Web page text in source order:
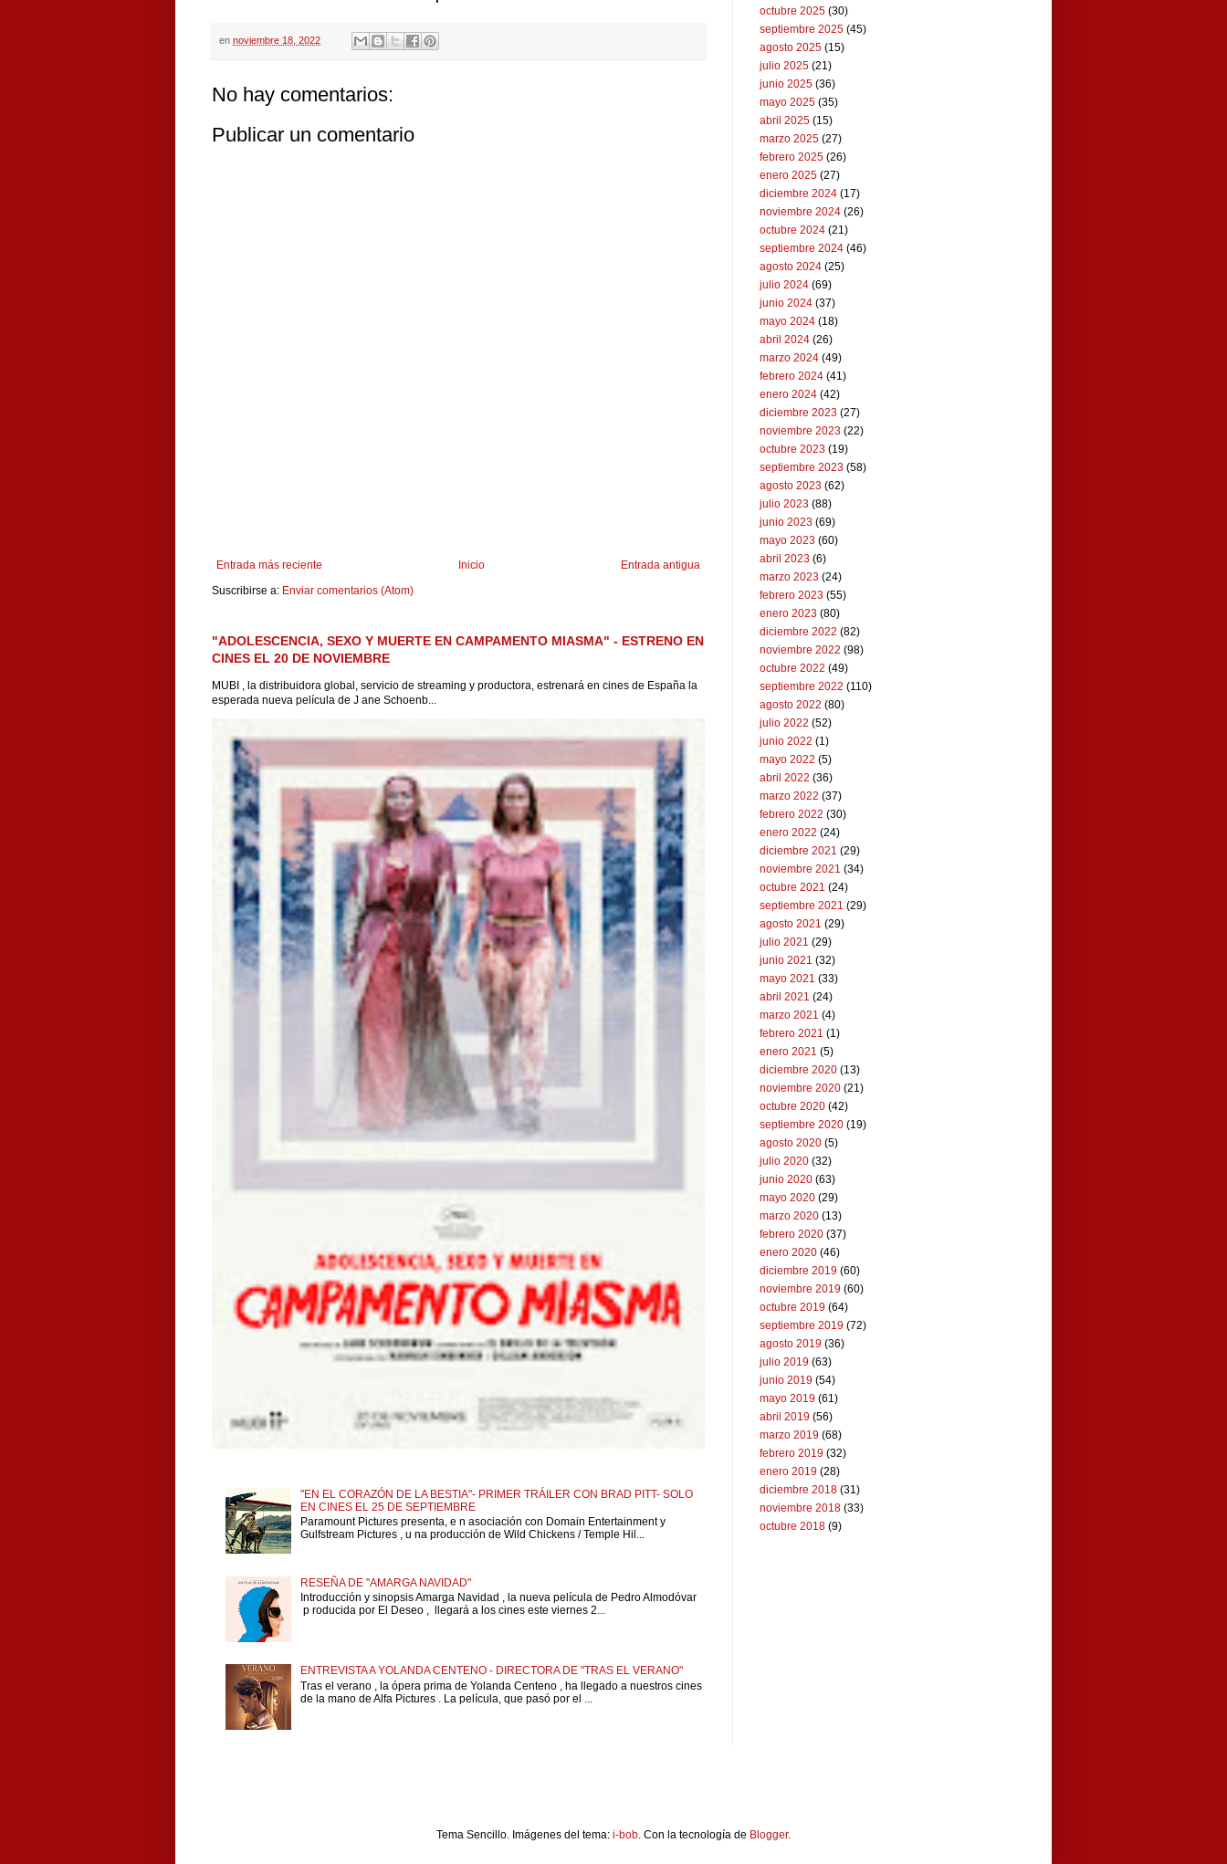
en noviembre 18, 2022
No hay comentarios:
Publicar un comentario
Entrada más reciente Entrada antigua
Inicio
Suscribirse a: Enviar comentarios (Atom)
"ADOLESCENCIA, SEXO Y MUERTE EN CAMPAMENTO MIASMA" - ESTRENO EN
CINES EL 20 DE NOVIEMBRE
MUBI , la distribuidora global, servicio de streaming y productora, estrenará en cines de España la
esperada nueva película de J ane Schoenb...
"EN EL CORAZÓN DE LA BESTIA"- PRIMER TRÁILER CON BRAD PITT- SOLO
EN CINES EL 25 DE SEPTIEMBRE
Paramount Pictures presenta, e n asociación con Domain Entertainment y
Gulfstream Pictures , u na producción de Wild Chickens / Temple Hil...
RESEÑA DE "AMARGA NAVIDAD"
Introducción y sinopsis Amarga Navidad , la nueva película de Pedro Almodóvar
p roducida por El Deseo , llegará a los cines este viernes 2...
ENTREVISTA A YOLANDA CENTENO - DIRECTORA DE "TRAS EL VERANO"
Tras el verano , la ópera prima de Yolanda Centeno , ha llegado a nuestros cines
de la mano de Alfa Pictures . La película, que pasó por el ...
octubre 2025 (30)
septiembre 2025 (45)
agosto 2025 (15)
julio 2025 (21)
junio 2025 (36)
mayo 2025 (35)
abril 2025 (15)
marzo 2025 (27)
febrero 2025 (26)
enero 2025 (27)
diciembre 2024 (17)
noviembre 2024 (26)
octubre 2024 (21)
septiembre 2024 (46)
agosto 2024 (25)
julio 2024 (69)
junio 2024 (37)
mayo 2024 (18)
abril 2024 (26)
marzo 2024 (49)
febrero 2024 (41)
enero 2024 (42)
diciembre 2023 (27)
noviembre 2023 (22)
octubre 2023 (19)
septiembre 2023 (58)
agosto 2023 (62)
julio 2023 (88)
junio 2023 (69)
mayo 2023 (60)
abril 2023 (6)
marzo 2023 (24)
febrero 2023 (55)
enero 2023 (80)
diciembre 2022 (82)
noviembre 2022 (98)
octubre 2022 (49)
septiembre 2022 (110)
agosto 2022 (80)
julio 2022 (52)
junio 2022 (1)
mayo 2022 (5)
abril 2022 (36)
marzo 2022 (37)
febrero 2022 (30)
enero 2022 (24)
diciembre 2021 (29)
noviembre 2021 (34)
octubre 2021 (24)
septiembre 2021 (29)
agosto 2021 (29)
julio 2021 (29)
junio 2021 (32)
mayo 2021 (33)
abril 2021 (24)
marzo 2021 (4)
febrero 2021 (1)
enero 2021 (5)
diciembre 2020 (13)
noviembre 2020 (21)
octubre 2020 (42)
septiembre 2020 (19)
agosto 2020 (5)
julio 2020 (32)
junio 2020 (63)
mayo 2020 (29)
marzo 2020 (13)
febrero 2020 (37)
enero 2020 (46)
diciembre 2019 (60)
noviembre 2019 (60)
octubre 2019 (64)
septiembre 2019 (72)
agosto 2019 (36)
julio 2019 (63)
junio 2019 (54)
mayo 2019 (61)
abril 2019 (56)
marzo 2019 (68)
febrero 2019 (32)
enero 2019 (28)
diciembre 2018 (31)
noviembre 2018 (33)
octubre 2018 (9)
Tema Sencillo. Imágenes del tema: i-bob. Con la tecnología de Blogger.